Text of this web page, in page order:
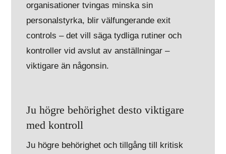
organisationer tvingas minska sin
personalstyrka, blir välfungerande exit
controls – det vill säga tydliga rutiner och
kontroller vid avslut av anställningar –
viktigare än någonsin.
Ju högre behörighet desto viktigare
med kontroll
Ju högre behörighet och tillgång till kritisk